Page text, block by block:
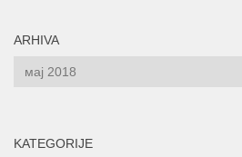
ARHIVA
ARHIVA
KATEGORIJE